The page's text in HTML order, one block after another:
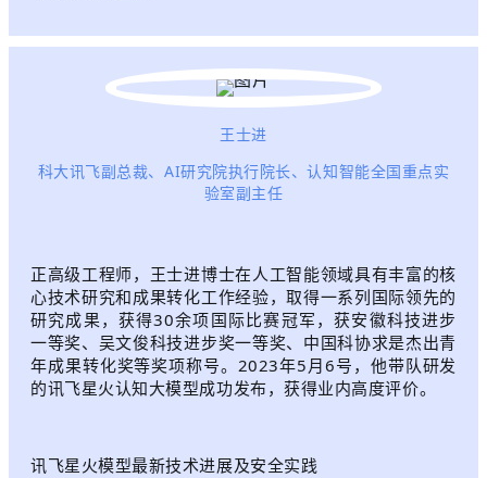
王士进
科大讯飞副总裁、AI研究院执行院长、认知智能全国重点实
验室副主任
正高级工程师，王士进博士在人工智能领域具有丰富的核
心技术研究和成果转化工作经验，取得一系列国际领先的
研究成果，获得30余项国际比赛冠军，获安徽科技进步
一等奖、吴文俊科技进步奖一等奖、中国科协求是杰出青
年成果转化奖等奖项称号。2023年5月6号，他带队研发
的讯飞星火认知大模型成功发布，获得业内高度评价。
讯飞星火模型最新技术进展及安全实践